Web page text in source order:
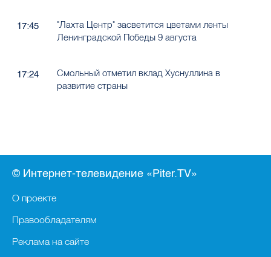
17:45
"Лахта Центр" засветится цветами ленты
Ленинградской Победы 9 августа
17:24
Смольный отметил вклад Хуснуллина в
развитие страны
© Интернет-телевидение «Piter.TV»
О проекте
Правообладателям
Реклама на сайте